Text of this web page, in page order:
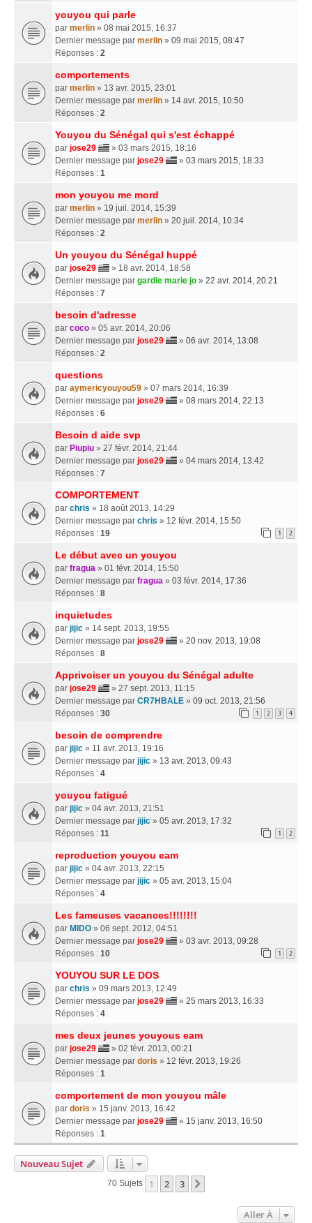
youyou qui parle
par merlin » 08 mai 2015, 16:37
Dernier message par merlin » 09 mai 2015, 08:47
Réponses : 2
comportements
par merlin » 13 avr. 2015, 23:01
Dernier message par merlin » 14 avr. 2015, 10:50
Réponses : 2
Youyou du Sénégal qui s'est échappé
par jose29
» 03 mars 2015, 18:16
Dernier message par jose29 » 03 mars 2015, 18:33
Réponses : 1
mon youyou me mord
par merlin » 19 juil. 2014, 15:39
Dernier message par merlin » 20 juil. 2014, 10:34
Réponses : 2
Un youyou du Sénégal huppé
par jose29
» 18 avr. 2014, 18:58
Dernier message par gardie marie jo » 22 avr. 2014, 20:21
Réponses : 7
besoin d'adresse
par coco » 05 avr. 2014, 20:06
Dernier message par jose29 » 06 avr. 2014, 13:08
Réponses : 2
questions
par aymericyouyou59 » 07 mars 2014, 16:39
Dernier message par jose29 » 08 mars 2014, 22:13
Réponses : 6
Besoin d aide svp
par Piupiu » 27 févr. 2014, 21:44
Dernier message par jose29 » 04 mars 2014, 13:42
Réponses : 7
COMPORTEMENT
par chris » 18 août 2013, 14:29
Dernier message par chris » 12 févr. 2014, 15:50
Réponses : 19 1 2
Le début avec un youyou
par fragua » 01 févr. 2014, 15:50
Dernier message par fragua » 03 févr. 2014, 17:36
Réponses : 8
inquietudes
par jijic » 14 sept. 2013, 19:55
Dernier message par jose29 » 20 nov. 2013, 19:08
Réponses : 8
Apprivoiser un youyou du Sénégal adulte
par jose29
» 27 sept. 2013, 11:15
Dernier message par CR7HBALE » 09 oct. 2013, 21:56
Réponses : 30 1 2 3 4
besoin de comprendre
par jijic » 11 avr. 2013, 19:16
Dernier message par jijic » 13 avr. 2013, 09:43
Réponses : 4
youyou fatigué
par jijic » 04 avr. 2013, 21:51
Dernier message par jijic » 05 avr. 2013, 17:32
Réponses : 11 1 2
reproduction youyou eam
par jijic » 04 avr. 2013, 22:15
Dernier message par jijic » 05 avr. 2013, 15:04
Réponses : 4
Les fameuses vacances!!!!!!!!
par MIDO » 06 sept. 2012, 04:51
Dernier message par jose29 » 03 avr. 2013, 09:28
Réponses : 10 1 2
YOUYOU SUR LE DOS
par chris » 09 mars 2013, 12:49
Dernier message par jose29 » 25 mars 2013, 16:33
Réponses : 4
mes deux jeunes youyous eam
par jose29
» 02 févr. 2013, 00:21
Dernier message par doris » 12 févr. 2013, 19:26
Réponses : 1
comportement de mon youyou mâle
par doris » 15 janv. 2013, 16:42
Dernier message par jose29 » 15 janv. 2013, 16:50
Réponses : 1
Nouveau Sujet
70 Sujets 1 2 3
Aller À